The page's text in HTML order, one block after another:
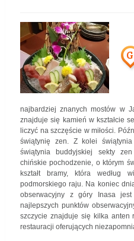
G
najbardziej znanych mostów w
znajduje się kamień w kształcie
liczyć na szczęście w miłości.
świątynię zen. Z kolei
świątynia buddyjskiej sekty
chińskie pochodzenie, o którym
kształt bramy, która według
podmorskiego raju. Na koniec
obserwacyjny z góry Inasa
najlepszych punktów
szczycie znajduje się kilka anten
restauracji oferujących